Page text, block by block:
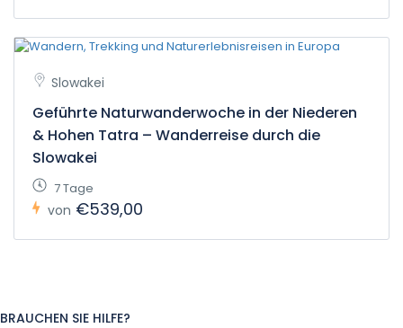
Slowakei
Geführte Naturwanderwoche in der Niederen
& Hohen Tatra – Wanderreise durch die
Slowakei
7 Tage
von €539,00
BRAUCHEN SIE HILFE?